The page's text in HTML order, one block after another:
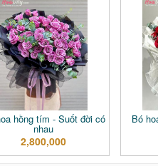
hồng tím - Suốt đời có
nhau
2,800,000
Bó